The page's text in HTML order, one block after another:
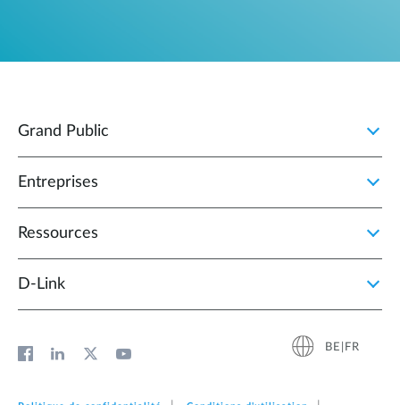
Grand Public
Entreprises
Ressources
D‑Link
BE|FR